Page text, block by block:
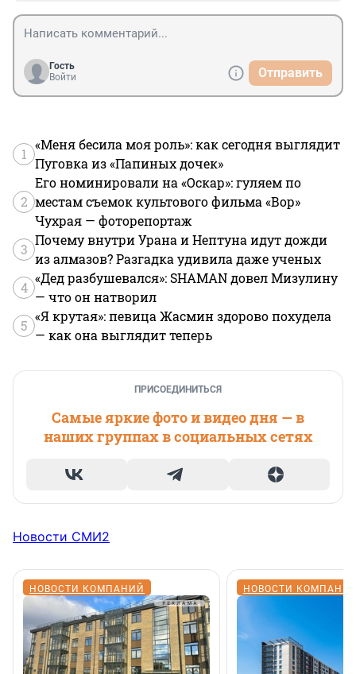
Гость
Войти
Отправить
1
«Меня бесила моя роль»: как сегодня выглядит
Пуговка из «Папиных дочек»
2
Его номинировали на «Оскар»: гуляем по
местам съемок культового фильма «Вор»
Чухрая — фоторепортаж
3
Почему внутри Урана и Нептуна идут дожди
из алмазов? Разгадка удивила даже ученых
4
«Дед разбушевался»: SHAMAN довел Мизулину
— что он натворил
5
«Я крутая»: певица Жасмин здорово похудела
— как она выглядит теперь
ПРИСОЕДИНИТЬСЯ
Самые яркие фото и видео дня — в
наших группах в социальных сетях
Новости СМИ2
НОВОСТИ КОМПАНИЙ НОВОСТИ